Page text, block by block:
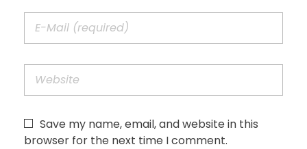
Save my name, email, and website in this
browser for the next time I comment.